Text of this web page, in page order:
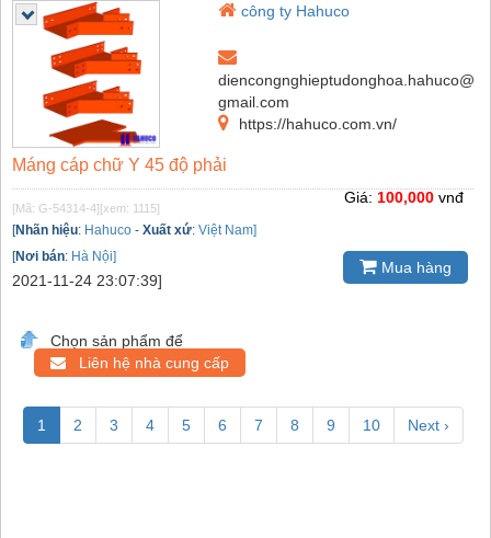
công ty Hahuco
diencongnghieptudonghoa.hahuco@
gmail.com
https://hahuco.com.vn/
Máng cáp chữ Y 45 độ phải
[Mã: G-54314-4][xem: 1115]
[Nhãn hiệu: Hahuco - Xuất xứ: Việt Nam]
[Nơi bán: Hà Nội]
2021-11-24 23:07:39]
Giá: 100,000 vnđ
Mua hàng
Chọn sản phẩm để
Liên hệ nhà cung cấp
1 2 3 4 5 6 7 8 9 10 Next ›